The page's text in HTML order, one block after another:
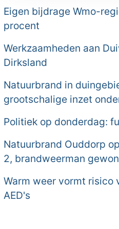
Eigen bijdrage Wmo-
procent
Werkzaamheden aan
Dirksland
Natuurbrand in
grootschalige inzet
Politiek op donderdag:
Natuurbrand Ouddorp
2, brandweerman
Warm weer vormt risico
AED's